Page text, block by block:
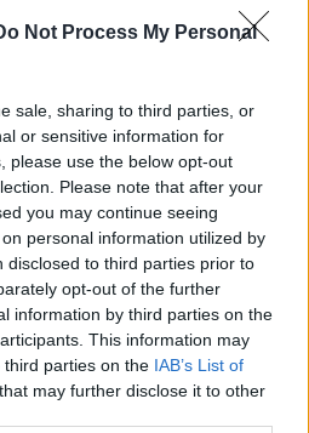
Not Process My Personal
sale, sharing to third parties, or
or sensitive information for
please use the below opt-out
Please note that after your
you may continue seeing
personal information utilized by
disclosed to third parties prior to
opt-out of the further
information by third parties on the
This information may
parties on the IAB’s List of
that may further disclose it to other
kecskefejés és autós
a gazdában
Viktor gazda lányai,
Ancsi között egyre forróbb a
pillanatokat!